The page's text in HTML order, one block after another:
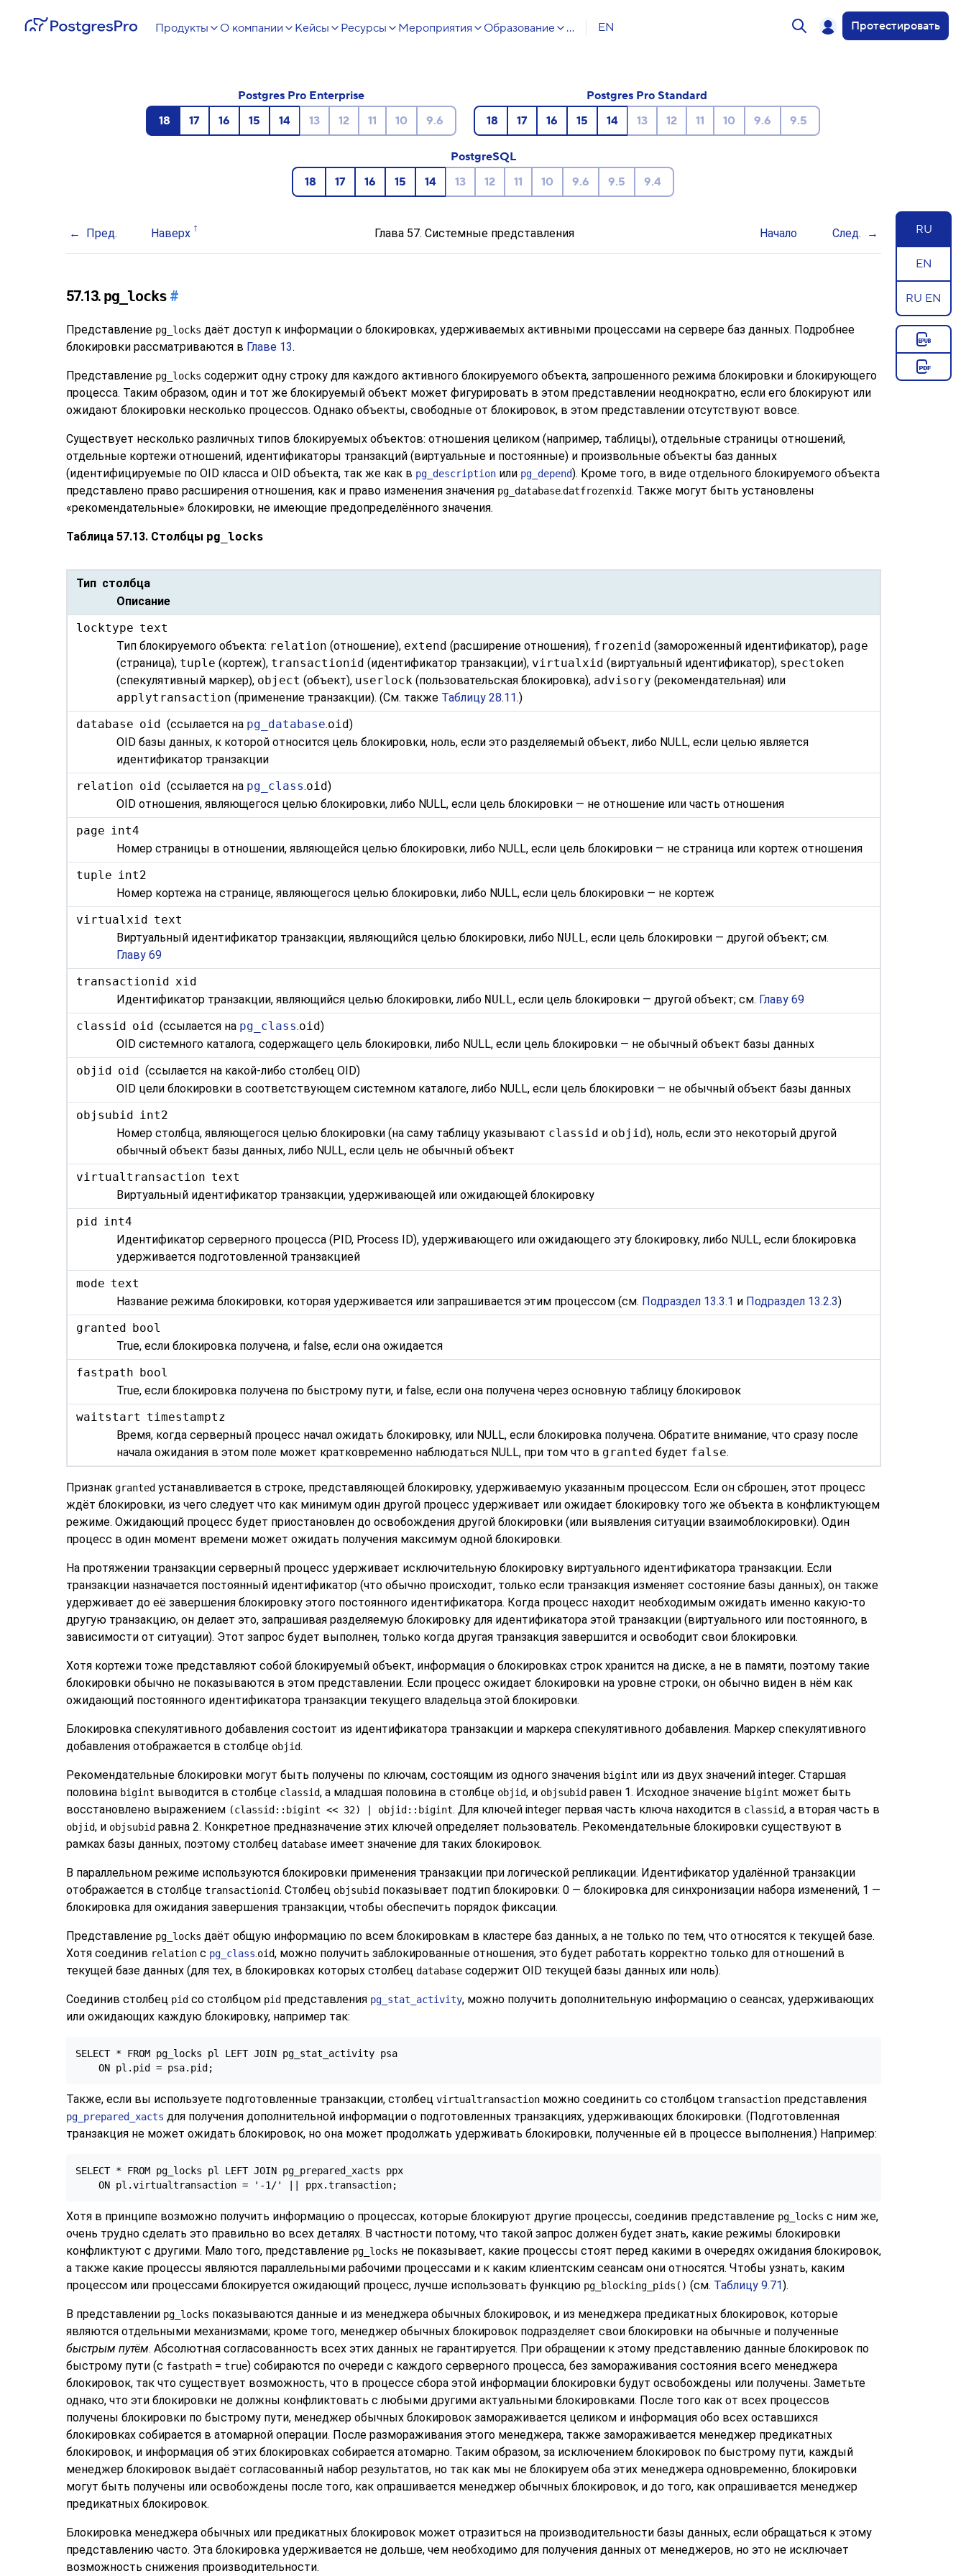
Продукты О компании Кейсы Ресурсы Мероприятия Образование ... EN Протестировать
Postgres Pro Enterprise
18
17 16 15 14 13 12 11 10 9.6
Postgres Pro Standard
18
17 16 15 14 13 12 11 10 9.6 9.5
PostgreSQL
18
17 16 15 14 13 12 11 10 9.6 9.5 9.4
RU
EN
RU EN
Пред. Наверх Глава 57. Системные представления Начало След.
57.13. pg_locks #
Представление pg_locks даёт доступ к информации о блокировках, удерживаемых активными процессами на сервере баз данных. Подробнее
блокировки рассматриваются в Главе 13.
Представление pg_locks содержит одну строку для каждого активного блокируемого объекта, запрошенного режима блокировки и блокирующего
процесса. Таким образом, один и тот же блокируемый объект может фигурировать в этом представлении неоднократно, если его блокируют или
ожидают блокировки несколько процессов. Однако объекты, свободные от блокировок, в этом представлении отсутствуют вовсе.
Существует несколько различных типов блокируемых объектов: отношения целиком (например, таблицы), отдельные страницы отношений,
отдельные кортежи отношений, идентификаторы транзакций (виртуальные и постоянные) и произвольные объекты баз данных
(идентифицируемые по OID класса и OID объекта, так же как в pg_description или pg_depend). Кроме того, в виде отдельного блокируемого объекта
представлено право расширения отношения, как и право изменения значения pg_database.datfrozenxid. Также могут быть установлены
«рекомендательные» блокировки, не имеющие предопределённого значения.
Таблица 57.13. Столбцы pg_locks
Тип столбца
Описание
locktype text
Тип блокируемого объекта: relation (отношение), extend (расширение отношения), frozenid (замороженный идентификатор), page
(страница), tuple (кортеж), transactionid (идентификатор транзакции), virtualxid (виртуальный идентификатор), spectoken
(спекулятивный маркер), object (объект), userlock (пользовательская блокировка), advisory (рекомендательная) или
applytransaction (применение транзакции). (См. также Таблицу 28.11.)
database oid (ссылается на pg_database.oid)
OID базы данных, к которой относится цель блокировки, ноль, если это разделяемый объект, либо NULL, если целью является
идентификатор транзакции
relation oid (ссылается на pg_class.oid)
OID отношения, являющегося целью блокировки, либо NULL, если цель блокировки — не отношение или часть отношения
page int4
Номер страницы в отношении, являющейся целью блокировки, либо NULL, если цель блокировки — не страница или кортеж отношения
tuple int2
Номер кортежа на странице, являющегося целью блокировки, либо NULL, если цель блокировки — не кортеж
virtualxid text
Виртуальный идентификатор транзакции, являющийся целью блокировки, либо NULL, если цель блокировки — другой объект; см.
Главу 69
transactionid xid
Идентификатор транзакции, являющийся целью блокировки, либо NULL, если цель блокировки — другой объект; см. Главу 69
classid oid (ссылается на pg_class.oid)
OID системного каталога, содержащего цель блокировки, либо NULL, если цель блокировки — не обычный объект базы данных
objid oid (ссылается на какой-либо столбец OID)
OID цели блокировки в соответствующем системном каталоге, либо NULL, если цель блокировки — не обычный объект базы данных
objsubid int2
Номер столбца, являющегося целью блокировки (на саму таблицу указывают classid и objid), ноль, если это некоторый другой
обычный объект базы данных, либо NULL, если цель не обычный объект
virtualtransaction text
Виртуальный идентификатор транзакции, удерживающей или ожидающей блокировку
pid int4
Идентификатор серверного процесса (PID, Process ID), удерживающего или ожидающего эту блокировку, либо NULL, если блокировка
удерживается подготовленной транзакцией
mode text
Название режима блокировки, которая удерживается или запрашивается этим процессом (см. Подраздел 13.3.1 и Подраздел 13.2.3)
granted bool
True, если блокировка получена, и false, если она ожидается
fastpath bool
True, если блокировка получена по быстрому пути, и false, если она получена через основную таблицу блокировок
waitstart timestamptz
Время, когда серверный процесс начал ожидать блокировку, или NULL, если блокировка получена. Обратите внимание, что сразу после
начала ожидания в этом поле может кратковременно наблюдаться NULL, при том что в granted будет false.
Признак granted устанавливается в строке, представляющей блокировку, удерживаемую указанным процессом. Если он сброшен, этот процесс
ждёт блокировки, из чего следует что как минимум один другой процесс удерживает или ожидает блокировку того же объекта в конфликтующем
режиме. Ожидающий процесс будет приостановлен до освобождения другой блокировки (или выявления ситуации взаимоблокировки). Один
процесс в один момент времени может ожидать получения максимум одной блокировки.
На протяжении транзакции серверный процесс удерживает исключительную блокировку виртуального идентификатора транзакции. Если
транзакции назначается постоянный идентификатор (что обычно происходит, только если транзакция изменяет состояние базы данных), он также
удерживает до её завершения блокировку этого постоянного идентификатора. Когда процесс находит необходимым ожидать именно какую-то
другую транзакцию, он делает это, запрашивая разделяемую блокировку для идентификатора этой транзакции (виртуального или постоянного, в
зависимости от ситуации). Этот запрос будет выполнен, только когда другая транзакция завершится и освободит свои блокировки.
Хотя кортежи тоже представляют собой блокируемый объект, информация о блокировках строк хранится на диске, а не в памяти, поэтому такие
блокировки обычно не показываются в этом представлении. Если процесс ожидает блокировки на уровне строки, он обычно виден в нём как
ожидающий постоянного идентификатора транзакции текущего владельца этой блокировки.
Блокировка спекулятивного добавления состоит из идентификатора транзакции и маркера спекулятивного добавления. Маркер спекулятивного
добавления отображается в столбце objid.
Рекомендательные блокировки могут быть получены по ключам, состоящим из одного значения bigint или из двух значений integer. Старшая
половина bigint выводится в столбце classid, а младшая половина в столбце objid, и objsubid равен 1. Исходное значение bigint может быть
восстановлено выражением (classid::bigint << 32) | objid::bigint. Для ключей integer первая часть ключа находится в classid, а вторая часть в
objid, и objsubid равна 2. Конкретное предназначение этих ключей определяет пользователь. Рекомендательные блокировки существуют в
рамках базы данных, поэтому столбец database имеет значение для таких блокировок.
В параллельном режиме используются блокировки применения транзакции при логической репликации. Идентификатор удалённой транзакции
отображается в столбце transactionid. Столбец objsubid показывает подтип блокировки: 0 — блокировка для синхронизации набора изменений, 1 —
блокировка для ожидания завершения транзакции, чтобы обеспечить порядок фиксации.
Представление pg_locks даёт общую информацию по всем блокировкам в кластере баз данных, а не только по тем, что относятся к текущей базе.
Хотя соединив relation с pg_class.oid, можно получить заблокированные отношения, это будет работать корректно только для отношений в
текущей базе данных (для тех, в блокировках которых столбец database содержит OID текущей базы данных или ноль).
Соединив столбец pid со столбцом pid представления pg_stat_activity, можно получить дополнительную информацию о сеансах, удерживающих
или ожидающих каждую блокировку, например так:
SELECT * FROM pg_locks pl LEFT JOIN pg_stat_activity psa
    ON pl.pid = psa.pid;
Также, если вы используете подготовленные транзакции, столбец virtualtransaction можно соединить со столбцом transaction представления
pg_prepared_xacts для получения дополнительной информации о подготовленных транзакциях, удерживающих блокировки. (Подготовленная
транзакция не может ожидать блокировок, но она может продолжать удерживать блокировки, полученные ей в процессе выполнения.) Например:
SELECT * FROM pg_locks pl LEFT JOIN pg_prepared_xacts ppx
    ON pl.virtualtransaction = '-1/' || ppx.transaction;
Хотя в принципе возможно получить информацию о процессах, которые блокируют другие процессы, соединив представление pg_locks с ним же,
очень трудно сделать это правильно во всех деталях. В частности потому, что такой запрос должен будет знать, какие режимы блокировки
конфликтуют с другими. Мало того, представление pg_locks не показывает, какие процессы стоят перед какими в очередях ожидания блокировок,
а также какие процессы являются параллельными рабочими процессами и к каким клиентским сеансам они относятся. Чтобы узнать, каким
процессом или процессами блокируется ожидающий процесс, лучше использовать функцию pg_blocking_pids() (см. Таблицу 9.71).
В представлении pg_locks показываются данные и из менеджера обычных блокировок, и из менеджера предикатных блокировок, которые
являются отдельными механизмами; кроме того, менеджер обычных блокировок подразделяет свои блокировки на обычные и полученные
быстрым путём. Абсолютная согласованность всех этих данных не гарантируется. При обращении к этому представлению данные блокировок по
быстрому пути (с fastpath = true) собираются по очереди с каждого серверного процесса, без замораживания состояния всего менеджера
блокировок, так что существует возможность, что в процессе сбора этой информации блокировки будут освобождены или получены. Заметьте
однако, что эти блокировки не должны конфликтовать с любыми другими актуальными блокировками. После того как от всех процессов
получены блокировки по быстрому пути, менеджер обычных блокировок замораживается целиком и информация обо всех оставшихся
блокировках собирается в атомарной операции. После размораживания этого менеджера, также замораживается менеджер предикатных
блокировок, и информация об этих блокировках собирается атомарно. Таким образом, за исключением блокировок по быстрому пути, каждый
менеджер блокировок выдаёт согласованный набор результатов, но так как мы не блокируем оба этих менеджера одновременно, блокировки
могут быть получены или освобождены после того, как опрашивается менеджер обычных блокировок, и до того, как опрашивается менеджер
предикатных блокировок.
Блокировка менеджера обычных или предикатных блокировок может отразиться на производительности базы данных, если обращаться к этому
представлению часто. Эта блокировка удерживается не дольше, чем необходимо для получения данных от менеджеров, но это не исключает
возможность снижения производительности.